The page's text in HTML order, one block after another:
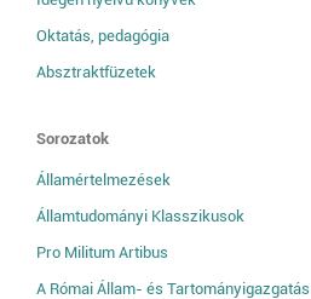
Oktatás, pedagógia
Absztraktfüzetek
Sorozatok
Államértelmezések
Államtudományi Klasszikusok
Pro Militum Artibus
A Római Állam- és